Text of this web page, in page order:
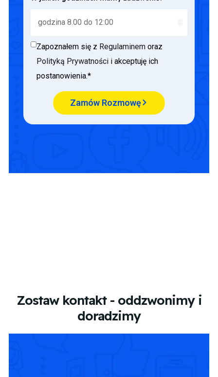
Zapoznałem się z Regulaminem oraz
Polityką Prywatności i akceptuję ich
postanowienia.*
Zamów Rozmowę
Zostaw kontakt - oddzwonimy i
doradzimy